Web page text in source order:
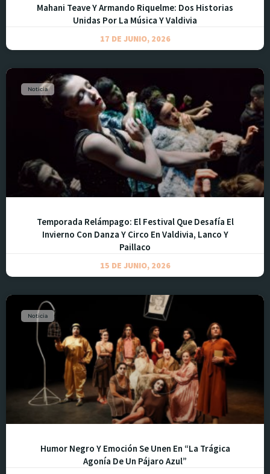
Mahani Teave Y Armando Riquelme: Dos Historias
Unidas Por La Música Y Valdivia
17 DE JUNIO, 2026
Noticia
Temporada Relámpago: El Festival Que Desafía El
Invierno Con Danza Y Circo En Valdivia, Lanco Y
Paillaco
15 DE JUNIO, 2026
Noticia
Humor Negro Y Emoción Se Unen En “La Trágica
Agonía De Un Pájaro Azul”